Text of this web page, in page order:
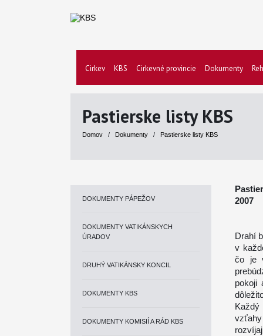
Cirkev KBS Cirkevné provincie Dokumenty
Pastierske listy KBS
Domov / Dokumenty / Pastierske listy KBS
DOKUMENTY PÁPEŽOV
DOKUMENTY VATIKÁNSKYCH
ÚRADOV
DRUHÝ VATIKÁNSKY KONCIL
DOKUMENTY KBS
DOKUMENTY KOMISIÍ A RÁD KBS
2007
Drahí
v
čo je
pokoji